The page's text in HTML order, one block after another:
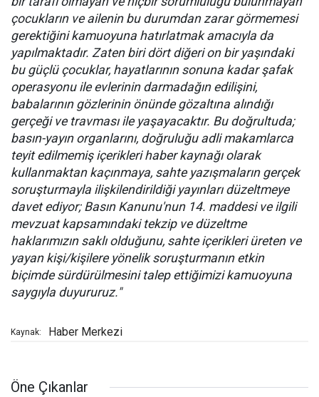
çocukların ve ailenin bu durumdan zarar görmemesi
gerektiğini kamuoyuna hatırlatmak amacıyla da
yapılmaktadır. Zaten biri dört diğeri on bir yaşındaki
bu güçlü çocuklar, hayatlarının sonuna kadar şafak
operasyonu ile evlerinin darmadağın edilişini,
babalarının gözlerinin önünde gözaltına alındığı
gerçeği ve travması ile yaşayacaktır. Bu doğrultuda;
basın-yayın organlarını, doğruluğu adli makamlarca
teyit edilmemiş içerikleri haber kaynağı olarak
kullanmaktan kaçınmaya, sahte yazışmaların gerçek
soruşturmayla ilişkilendirildiği yayınları düzeltmeye
davet ediyor; Basın Kanunu'nun 14. maddesi ve ilgili
mevzuat kapsamındaki tekzip ve düzeltme
haklarımızın saklı olduğunu, sahte içerikleri üreten ve
yayan kişi/kişilere yönelik soruşturmanın etkin
biçimde sürdürülmesini talep ettiğimizi kamuoyuna
saygıyla duyururuz."
Kaynak: Haber Merkezi
Öne Çıkanlar